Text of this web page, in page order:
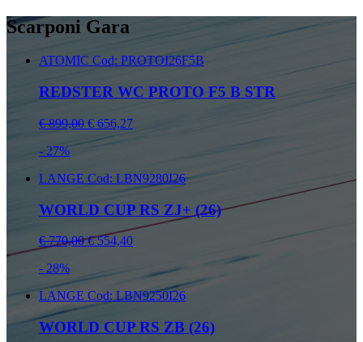
Scarponi Gara
ATOMIC Cod: PROTOI26F5B
REDSTER WC PROTO F5 B STR
€ 899,00 € 656,27
- 27%
LANGE Cod: LBN9280I26
WORLD CUP RS ZJ+ (26)
€ 770,00 € 554,40
- 28%
LANGE Cod: LBN9250I26
WORLD CUP RS ZB (26)